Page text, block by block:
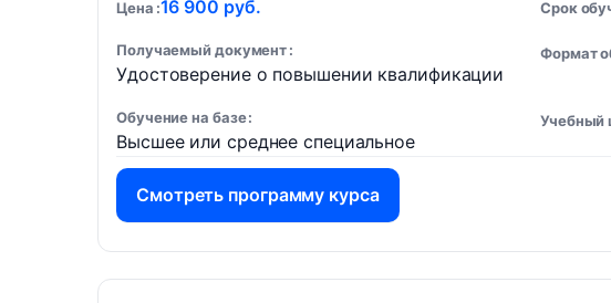
Цена 16 900 руб. Срок
Получаемый документ
Удостоверение о повышении квалификации
Формат
Обучение на базе
Высшее или среднее специальное
Учебный
Смотреть программу курса